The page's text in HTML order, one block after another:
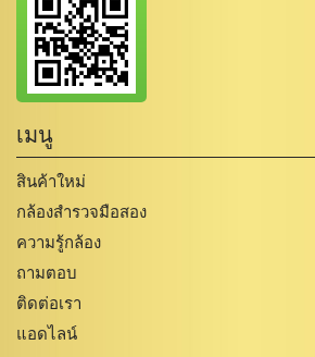
เมนู
สินค้าใหม่
กล้องสำรวจมือสอง
ความรู้กล้อง
ถามตอบ
ติดต่อเรา
แอดไลน์